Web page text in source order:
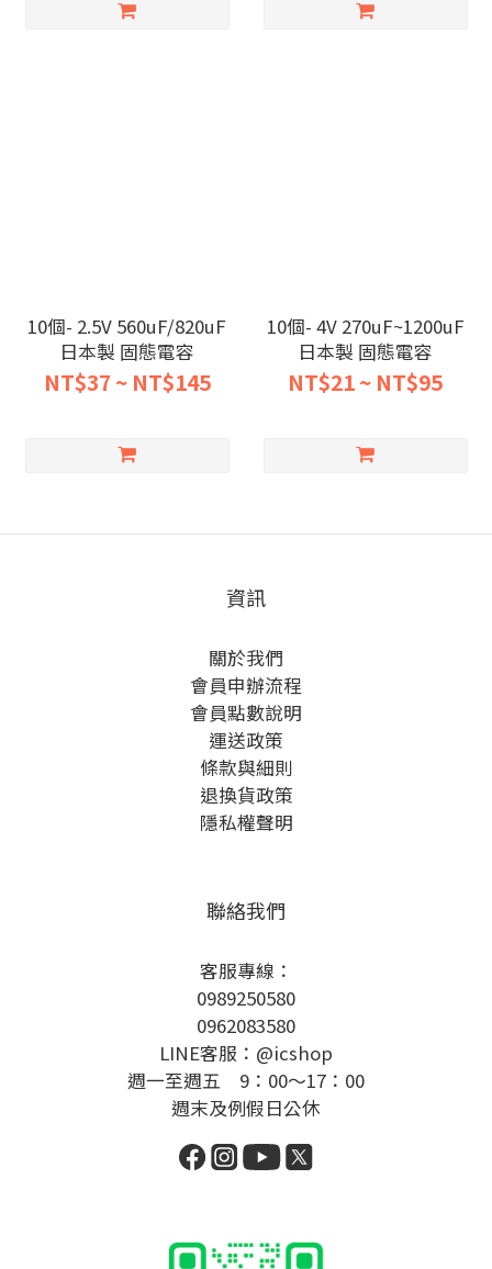
10個- 2.5V 560uF/820uF
日本製 固態電容
NT$37 ~ NT$145
10個- 4V 270uF~1200uF
日本製 固態電容
NT$21 ~ NT$95
資訊
關於我們
會員申辦流程
會員點數說明
運送政策
條款與細則
退換貨政策
隱私權聲明
聯絡我們
客服專線：
0989250580
0962083580
LINE客服：@icshop
週一至週五 9：00～17：00
週末及例假日公休